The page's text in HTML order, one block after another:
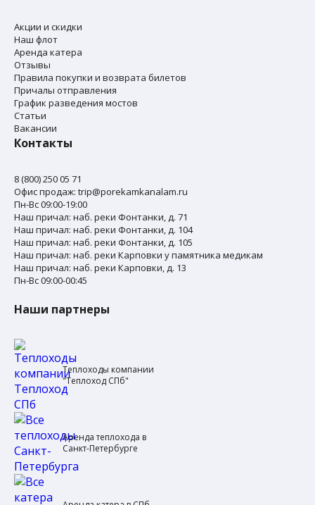
Акции и скидки
Наш флот
Аренда катера
Отзывы
Правила покупки и возврата билетов
Причалы отправления
График разведения мостов
Статьи
Вакансии
Контакты
8 (800) 250 05 71
Офис продаж: trip@porekamkanalam.ru
Пн-Вс 09:00-19:00
Наш причал: наб. реки Фонтанки, д. 71
Наш причал: наб. реки Фонтанки, д. 104
Наш причал: наб. реки Фонтанки, д. 105
Наш причал: наб. реки Карповки у памятника медикам
Наш причал: наб. реки Карповки, д. 13
Пн-Вс 09:00-00:45
Наши партнеры
Теплоходы компании
"Теплоход СПб"
Аренда теплохода в
Санкт-Петербурге